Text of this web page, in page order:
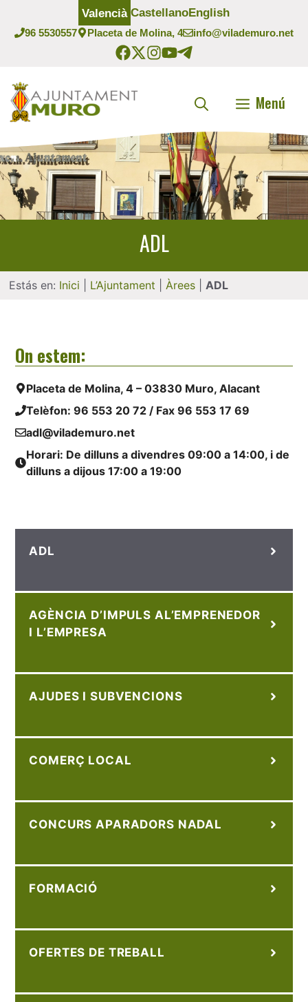
contingut
96 5530557 Placeta de Molina, 4 info@vilademuro.net
Valencià CastellanoEnglish
Menú
ADL
Estás en: Inici L’Ajuntament Àrees ADL
On estem:
Placeta de Molina, 4 – 03830 Muro, Alacant
Telèfon:96 553 20 72 / Fax 96 553 17 69
adl@vilademuro.net
Horari: De dilluns a divendres 09:00 a 14:00, i de
dilluns a dijous 17:00 a 19:00
ADL
AGÈNCIA D’IMPULS AL’EMPRENEDOR
I L’EMPRESA
AJUDES I SUBVENCIONS
COMERÇ LOCAL
CONCURS APARADORS NADAL
FORMACIÓ
OFERTES DE TREBALL